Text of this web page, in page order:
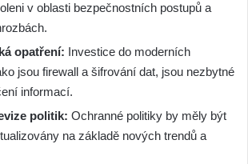
v oblasti bezpečnostních postupů a
opatření: Investice do moderních
jsou firewall a šifrování dat, jsou nezbytné
informací.
politik: Ochranné politiky by měly být
na základě nových trendů a